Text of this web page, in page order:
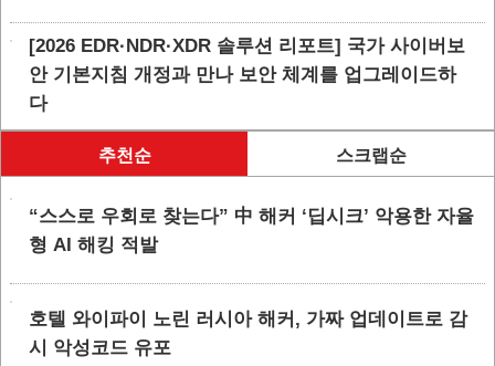
[2026 EDR·NDR·XDR 솔루션 리포트] 국가 사이버보
안 기본지침 개정과 만나 보안 체계를 업그레이드하
다
추천순 스크랩순
“스스로 우회로 찾는다” 中 해커 ‘딥시크’ 악용한 자율
형 AI 해킹 적발
호텔 와이파이 노린 러시아 해커, 가짜 업데이트로 감
시 악성코드 유포